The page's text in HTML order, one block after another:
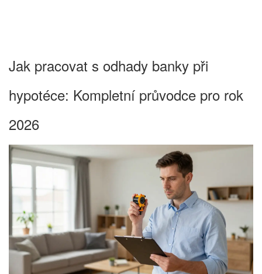
Jak pracovat s odhady banky při
hypotéce: Kompletní průvodce pro rok
2026